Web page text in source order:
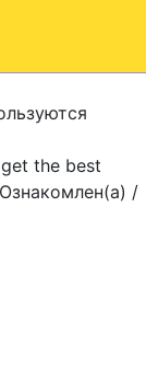
the best
Ознакомлен(а) /